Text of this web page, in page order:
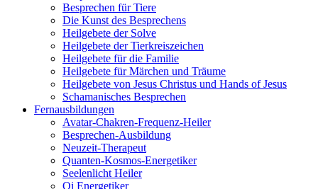
Besprechen für Tiere
Die Kunst des Besprechens
Heilgebete der Solve
Heilgebete der Tierkreiszeichen
Heilgebete für die Familie
Heilgebete für Märchen und Träume
Heilgebete von Jesus Christus und Hands of Jesus
Schamanisches Besprechen
Fernausbildungen
Avatar-Chakren-Frequenz-Heiler
Besprechen-Ausbildung
Neuzeit-Therapeut
Quanten-Kosmos-Energetiker
Seelenlicht Heiler
Qi Energetiker